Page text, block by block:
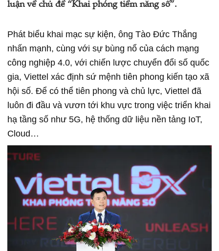
luận về chủ đề “Khai phóng tiềm năng số”.
Phát biểu khai mạc sự kiện, ông Tào Đức Thắng
nhấn mạnh, cùng với sự bùng nổ của cách mạng
công nghiệp 4.0, với chiến lược chuyển đổi số quốc
gia, Viettel xác định sứ mệnh tiên phong kiến tạo xã
hội số. Để có thể tiên phong và chủ lực, Viettel đã
luôn đi đầu và vươn tới khu vực trong việc triển khai
hạ tầng số như 5G, hệ thống dữ liệu nền tảng IoT,
Cloud…